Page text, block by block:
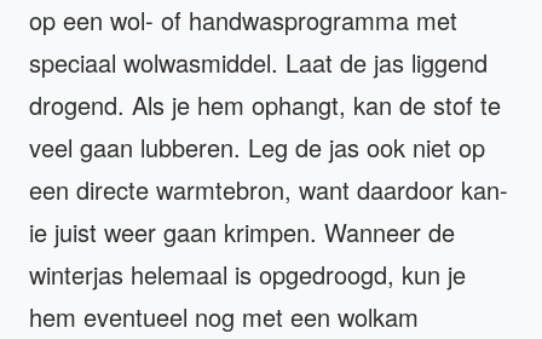
op een wol- of handwasprogramma met
speciaal wolwasmiddel. Laat de jas liggend
drogend. Als je hem ophangt, kan de stof te
veel gaan lubberen. Leg de jas ook niet op
een directe warmtebron, want daardoor kan-
ie juist weer gaan krimpen. Wanneer de
winterjas helemaal is opgedroogd, kun je
hem eventueel nog met een wolkam